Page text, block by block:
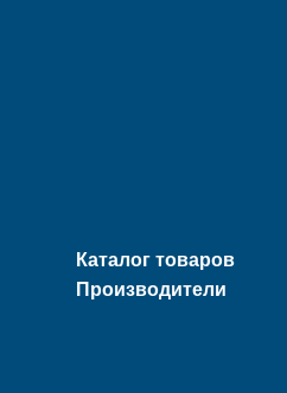
Каталог товаров
Производители